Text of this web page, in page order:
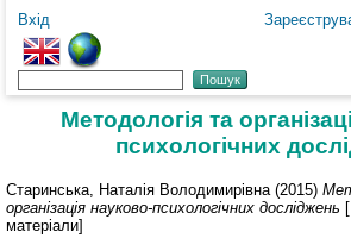
Вхід
Методологія та
психологічних
Старинська, Наталія Володимирівна (2015)
організація науково-психологічних досліджень
матеріали]